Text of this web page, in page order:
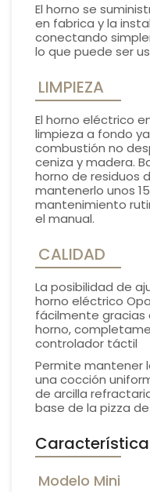
El horno se
en fabrica y la
conectando
lo que puede ser
LIMPIEZA
El horno eléctrico
limpieza a fondo
combustión no
ceniza y madera.
horno de residuos
mantenerlo unos
mantenimiento
el manual.
CALIDAD
La posibilidad de
horno eléctrico
fácilmente gracias
horno,
controlador táctil
Permite mantener
una cocción
de arcilla
base de la pizza
Modelo Mini